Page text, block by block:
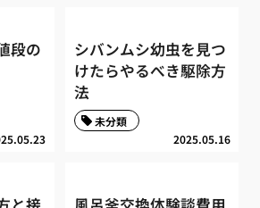
段の
シバンムシ幼虫を見つ
けたらやるべき駆除方
法
2025.05.16
未分類